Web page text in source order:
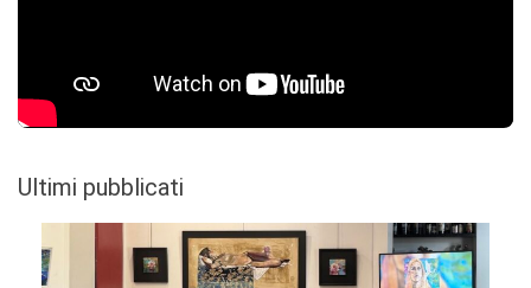
Ultimi pubblicati